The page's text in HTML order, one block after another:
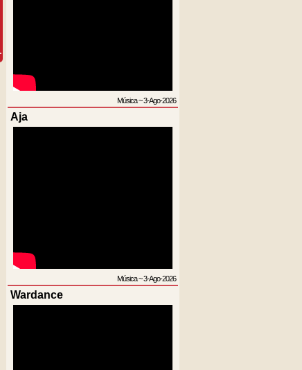
Música~3-Ago-2026
Aja
Música~3-Ago-2026
Wardance